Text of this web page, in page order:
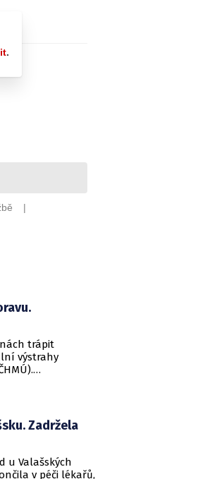
trápit
výstrahy
Zadržela
u Valašských
v péči lékařů,